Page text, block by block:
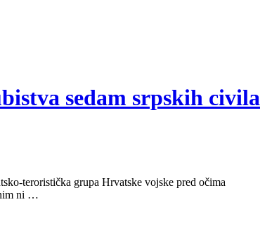
sedam srpskih civila
teroristička grupa Hrvatske vojske pred očima
ni …